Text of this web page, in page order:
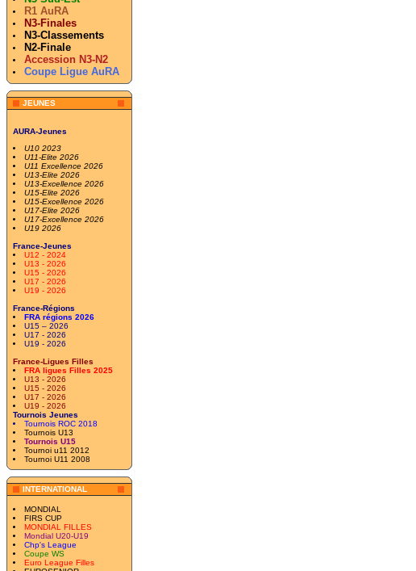
R1 AuRA
N3-Finales
N3-Classements
N2-Finale
Accession N3-N2
Coupe Ligue AuRA
JEUNES
AURA-Jeunes
U10 2023
U11-Elite 2026
U11 Excellence 2026
U13-Elite 2026
U13-Excellence 2026
U15-Elite 2026
U15-Excellence 2026
U17-Elite 2026
U17-Excellence 2026
U19 2026
France-Jeunes
U12 - 2024
U13 - 2026
U15 - 2026
U17 - 2026
U19 - 2026
France-Régions
FRA régions 2026
U15 – 2026
U17 - 2026
U19 - 2026
France-Ligues Filles
FRA ligues Filles 2025
U13 - 2026
U15 - 2026
U17 - 2026
U19 - 2026
Tournois Jeunes
Tournois ROC 2018
Tournois U13
Tournois U15
Tournoi u11 2012
Tournoi U11 2008
INTERNATIONAL
MONDIAL
FIRS CUP
MONDIAL FILLES
Mondial U20-U19
Chp's League
Coupe WS
Euro League Filles